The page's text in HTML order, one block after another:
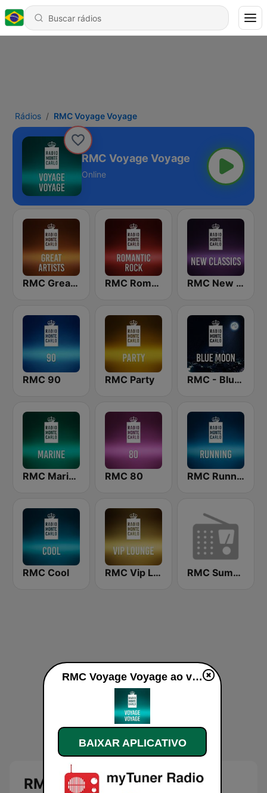
Rádios RMC Voyage Voyage
RMC Voyage Voyage
Online
RMC Great Artists RMC Romantic Rock RMC New Classics
RMC 90 RMC Party RMC - Blue Moon
RMC Marine RMC 80 RMC Running
RMC Cool RMC Vip Lounge RMC Summer
RMC Voyage Voyage
RMC Voyage Voyage ao vivo
BAIXAR APLICATIVO